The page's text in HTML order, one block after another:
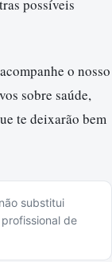
possíveis
o nosso
sobre saúde,
te deixarão bem
substitui
de